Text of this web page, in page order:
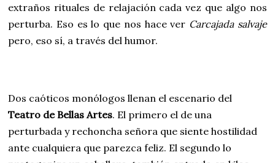
extraños rituales de relajación cada vez que algo nos
perturba. Eso es lo que nos hace ver Carcajada salvaje
pero, eso sí, a través del humor.
Dos caóticos monólogos llenan el escenario del
Teatro de Bellas Artes. El primero el de una
perturbada y rechoncha señora que siente hostilidad
ante cualquiera que parezca feliz. El segundo lo